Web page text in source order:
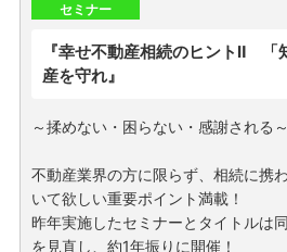
セミナー
『幸せ不動産相続のヒントⅡ 「
産を守れ』
～揉めない・困らない・感謝される～
不動産業界の方に限らず、相続に携
いて欲しい重要ポイント満載！
昨年実施したセミナーとタイトルは
を見直し、約1年振りに開催！